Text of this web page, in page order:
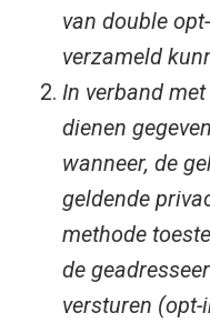
van double
verzameld
In verband
dienen
wanneer, de
geldende
methode
de
versturen